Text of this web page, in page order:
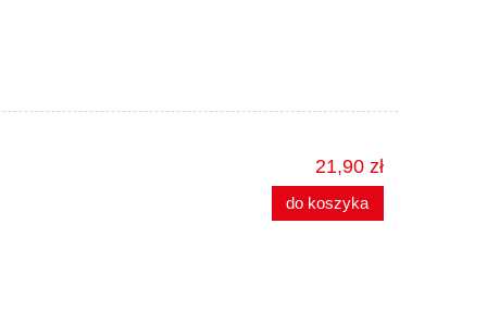
21,90 zł
do koszyka